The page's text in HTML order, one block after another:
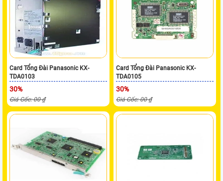
Card Tổng Đài Panasonic KX-
TDA0103
30%
Giá Gốc: 00 ₫
Card Tổng Đài Panasonic KX-
TDA0105
30%
Giá Gốc: 00 ₫